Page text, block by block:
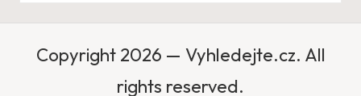
Copyright 2026 — Vyhledejte.cz. All
rights reserved.